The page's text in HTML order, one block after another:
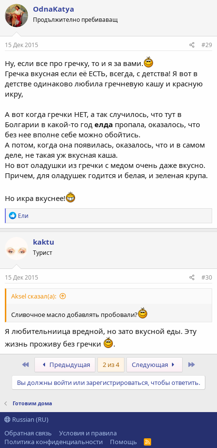
OdnaKatya
Продължително пребиваващ
15 Дек 2015 #29
Ну, если все про гречку, то и я за вами.
Гречка вкусная если её ЕСТЬ, всегда, с детства! Я вот в
детстве одинаково любила гречневую кашу и красную
икру,
А вот когда гречки НЕТ, а так случилось, что тут в
Болгарии в какой-то год елда пропала, оказалось, что
без нее вполне себе можно обойтись.
А потом, когда она появилась, оказалось, что и в самом
деле, не такая уж вкусная каша.
Но вот оладушки из гречки с медом очень даже вкусно.
Причем, для оладушек годится и белая, и зеленая крупа.
Но икра вкуснее!
Р
е
а
ц
и
:
Ели
kaktu
Турист
15 Дек 2015 #30
Aksel сказал(а):
Сливочное масло добавлять пробовали?
Я любительниица вредной, но зато вкусной еды. Эту
жизнь проживу без гречки
.
ПервыйПредыдущая 2 из 4 Следующая
Вы должны войти или зарегистрироваться, чтобы ответить.
Готовим дома
Russian (RU)
Обратная связь
Условия и правила
Политика конфиденциальности
Помощь
R